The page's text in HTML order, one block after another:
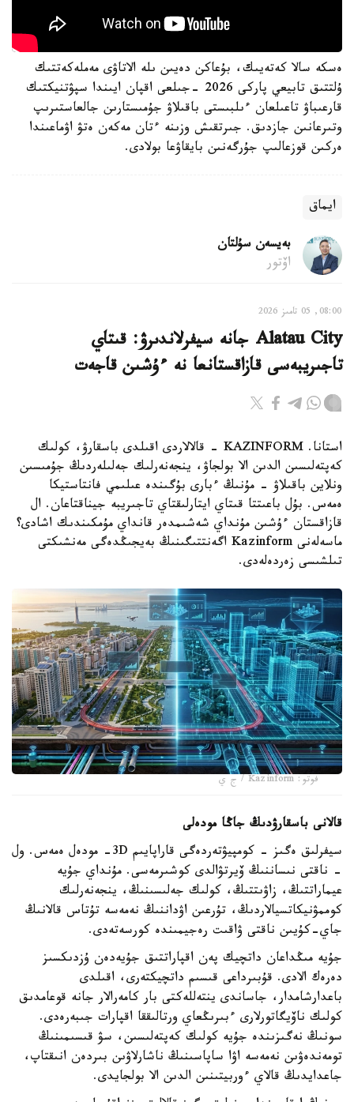
ەسكە سالا كەتەيىك، بۇعاكن دەيىن ىلە الاتاۋى مەملەكەتتىك
ۇلتتىق تابيعي پاركى 2026 -جىلعى اقپان ايىندا سپۋتنيكتىك
قارعىباۋ تاعىلعان ءىلبىستى باقىلاۋ جۇمىستارىن جالعاستىرىپ
وتىرعانىن جازدىق. جىرتقىش وزىنە ءتان مەكەن ەتۋ اۋماعىندا
ەركىن قوزعالىپ جۇرگەنىن بايقاۋعا بولادى.
ايماق
بەيسەن سۇلتان
اۆتور
08:00, 05 تامىز 2026
Alatau City جانە سيفرلاندىرۋ: قىتاي
تاجىريبەسى قازاقستانعا نە ءۇشىن قاجەت
استانا. KAZINFORM - قالالاردى اقىلدى باسقارۋ، كولىك
كەپتەلىسىن الدىن الا بولجاۋ، ينجەنەرلىك جەلىلەردىڭ جۇمىسىن
ونلاين باقىلاۋ - مۇنىڭ ءبارى بۇگىندە عىلىمي فانتاستيكا
ەمەس. بۇل باعىتتا قىتاي ايتارلىقتاي تاجىريبە جيناقتاعان. ال
قازاقستان ءۇشىن مۇنداي شەشىمدەر قانداي مۇمكىندىك اشادى؟
ماسەلەنى Kazinform اگەنتتىگىنىڭ بەيجىڭدەگى مەنشىكتى
تىلشىسى زەردەلەدى.
فوتو: Kazinform / ج ي
قالانى باسقارۋدىڭ جاڭا مودەلى
سيفرلىق ەگىز - كومپيۋتەردەگى قاراپايىم 3D- مودەل ەمەس. ول
- ناقتى نىساننىڭ ۆيرتۋالدى كوشىرمەسى. مۇنداي جۇيە
عيماراتتىڭ، زاۋىتتىڭ، كولىك جەلىسىنىڭ، ينجەنەرلىك
كوممۋنيكاتسيالاردىڭ، تۇرعىن اۋداننىڭ نەمەسە تۇتاس قالانىڭ
جاي-كۇيىن ناقتى ۋاقىت رەجيمىندە كورسەتەدى.
جۇيە مىڭداعان داتچيك پەن اقپاراتتىق جۇيەدەن ۇزدىكسىز
دەرەك الادى. قۇبىرداعى قىسىم داتچيكتەرى، اقىلدى
باعدارشامدار، جاساندى ينتەللەكتى بار كامەرالار جانە قوعامدىق
كولىك ناۆيگاتورلارى ءبىرىڭعاي ورتالىققا اقپارات جىبەرەدى.
سونىڭ نەگىزىندە جۇيە كولىك كەپتەلىسىن، سۋ قىسىمىنىڭ
تومەندەۋىن نەمەسە اۋا ساپاسىنىڭ ناشارلاۋىن بىردەن انىقتاپ،
جاعدايدىڭ قالاي ءوربيتىنىن الدىن الا بولجايدى.